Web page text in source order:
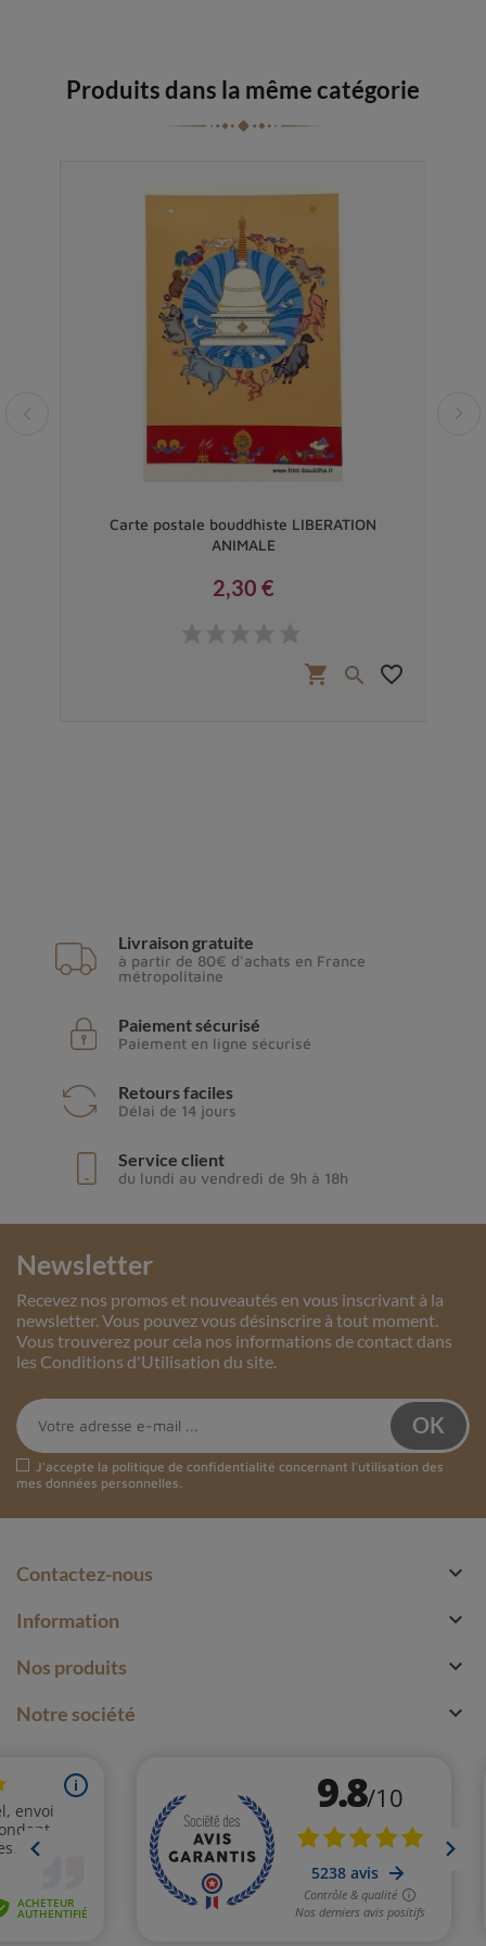
Produits dans la même catégorie
Carte postale bouddhiste LIBERATION
ANIMALE
2,30 €
shopping_cart  favorite_border
Livraison gratuite
à partir de 80€ d'achats en France
métropolitaine
Paiement sécurisé
Paiement en ligne sécurisé
Retours faciles
Délai de 14 jours
Service client
du lundi au vendredi de 9h à 18h
Newsletter
Recevez nos promos et nouveautés en vous inscrivant à la
newsletter. Vous pouvez vous désinscrire à tout moment.
Vous trouverez pour cela nos informations de contact dans
les Conditions d'Utilisation du site.
J'accepte la politique de confidentialité concernant l'utilisation des
mes données personnelles.
Contactez-nous 
Information 
Nos produits 
Notre société 